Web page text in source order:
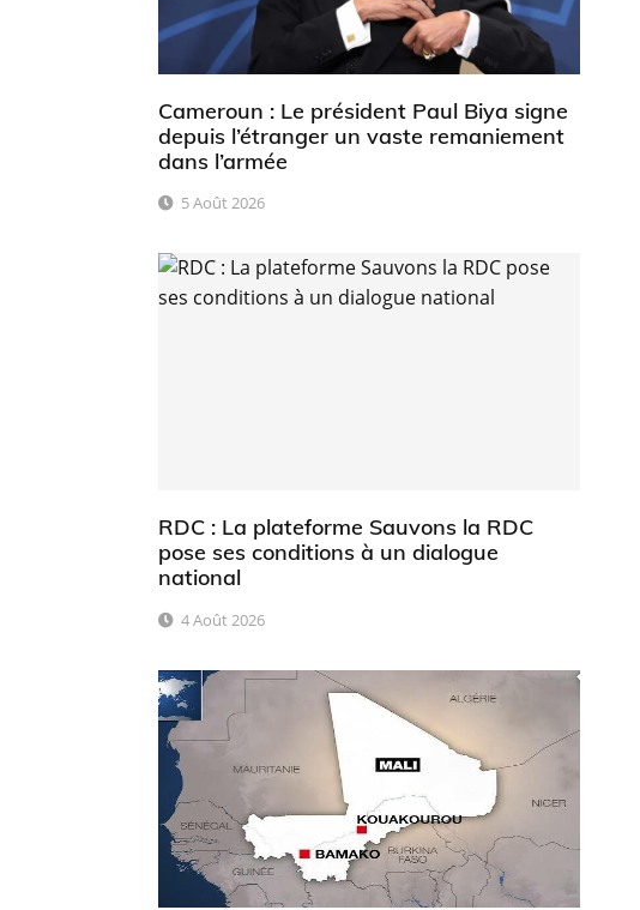
Cameroun : Le président Paul Biya signe
depuis l’étranger un vaste remaniement
dans l’armée
5 Août 2026
RDC : La plateforme Sauvons la RDC
pose ses conditions à un dialogue
national
4 Août 2026